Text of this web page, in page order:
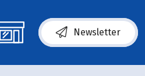
Newsletter